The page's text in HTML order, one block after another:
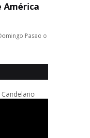
América
Paseo o